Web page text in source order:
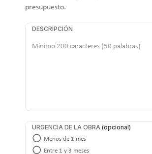
presupuesto.
DESCRIPCIÓN
URGENCIA DE LA OBRA
Menos de 1 mes
Entre 1 y 3 meses